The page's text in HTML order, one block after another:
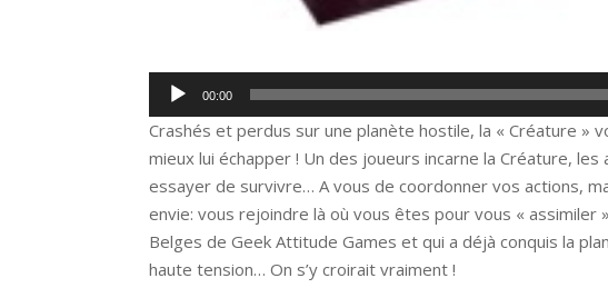
Lecteur
audio
00:00
Crashés et perdus sur une planète hostile, la « Créature »
mieux lui échapper ! Un des joueurs incarne la Créature,
essayer de survivre… A vous de coordonner vos actions,
envie: vous rejoindre là où vous êtes pour vous «
Belges de Geek Attitude Games et qui a déjà conquis la
haute tension… On s’y croirait vraiment !